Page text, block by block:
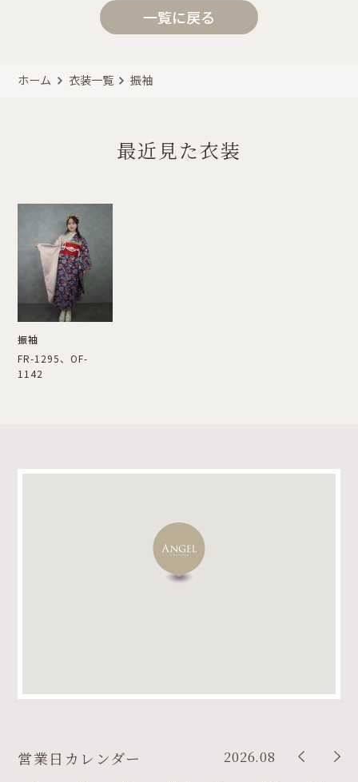
一覧に戻る
ホーム 衣装一覧 振袖
最近見た衣装
振袖
FR-1295、OF-
1142
営業日カレンダー 2026.08